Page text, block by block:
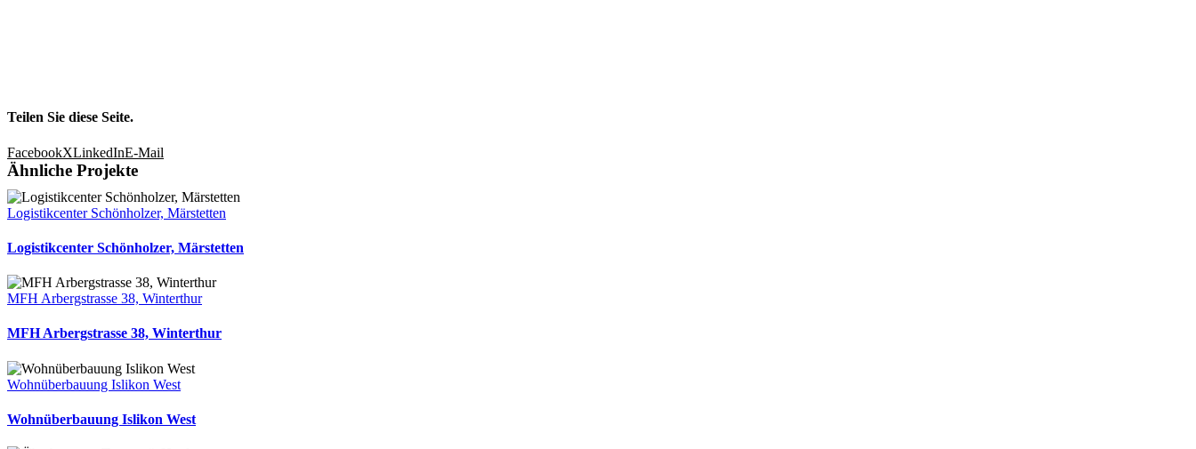
Teilen Sie diese Seite.
FacebookXLinkedInE-Mail
Ähnliche Projekte
Logistikcenter Schönholzer, Märstetten
Logistikcenter Schönholzer, Märstetten
MFH Arbergstrasse 38, Winterthur
MFH Arbergstrasse 38, Winterthur
Wohnüberbauung Islikon West
Wohnüberbauung Islikon West